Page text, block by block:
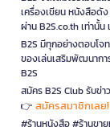
เครื่องเขียน หนังสือดั
ผ่าน B2S.co.th เท่านั้
B2S มีทุกอย่างตอบโจ
ของเล่นเสริมพัฒนากา
B2S
สมัคร B2S Club รับข่า
👉 สมัครสมาชิกเลย!
#ร้านหนังสือ #ร้านขา